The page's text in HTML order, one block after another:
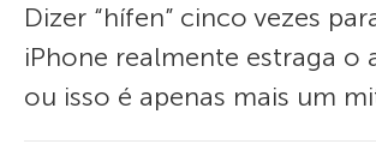
Dizer “hífen” cinco vezes
iPhone realmente estraga o
ou isso é apenas mais um